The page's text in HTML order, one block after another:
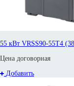
55 кВт VRSS90-55T4
Цена договорная
Добавить